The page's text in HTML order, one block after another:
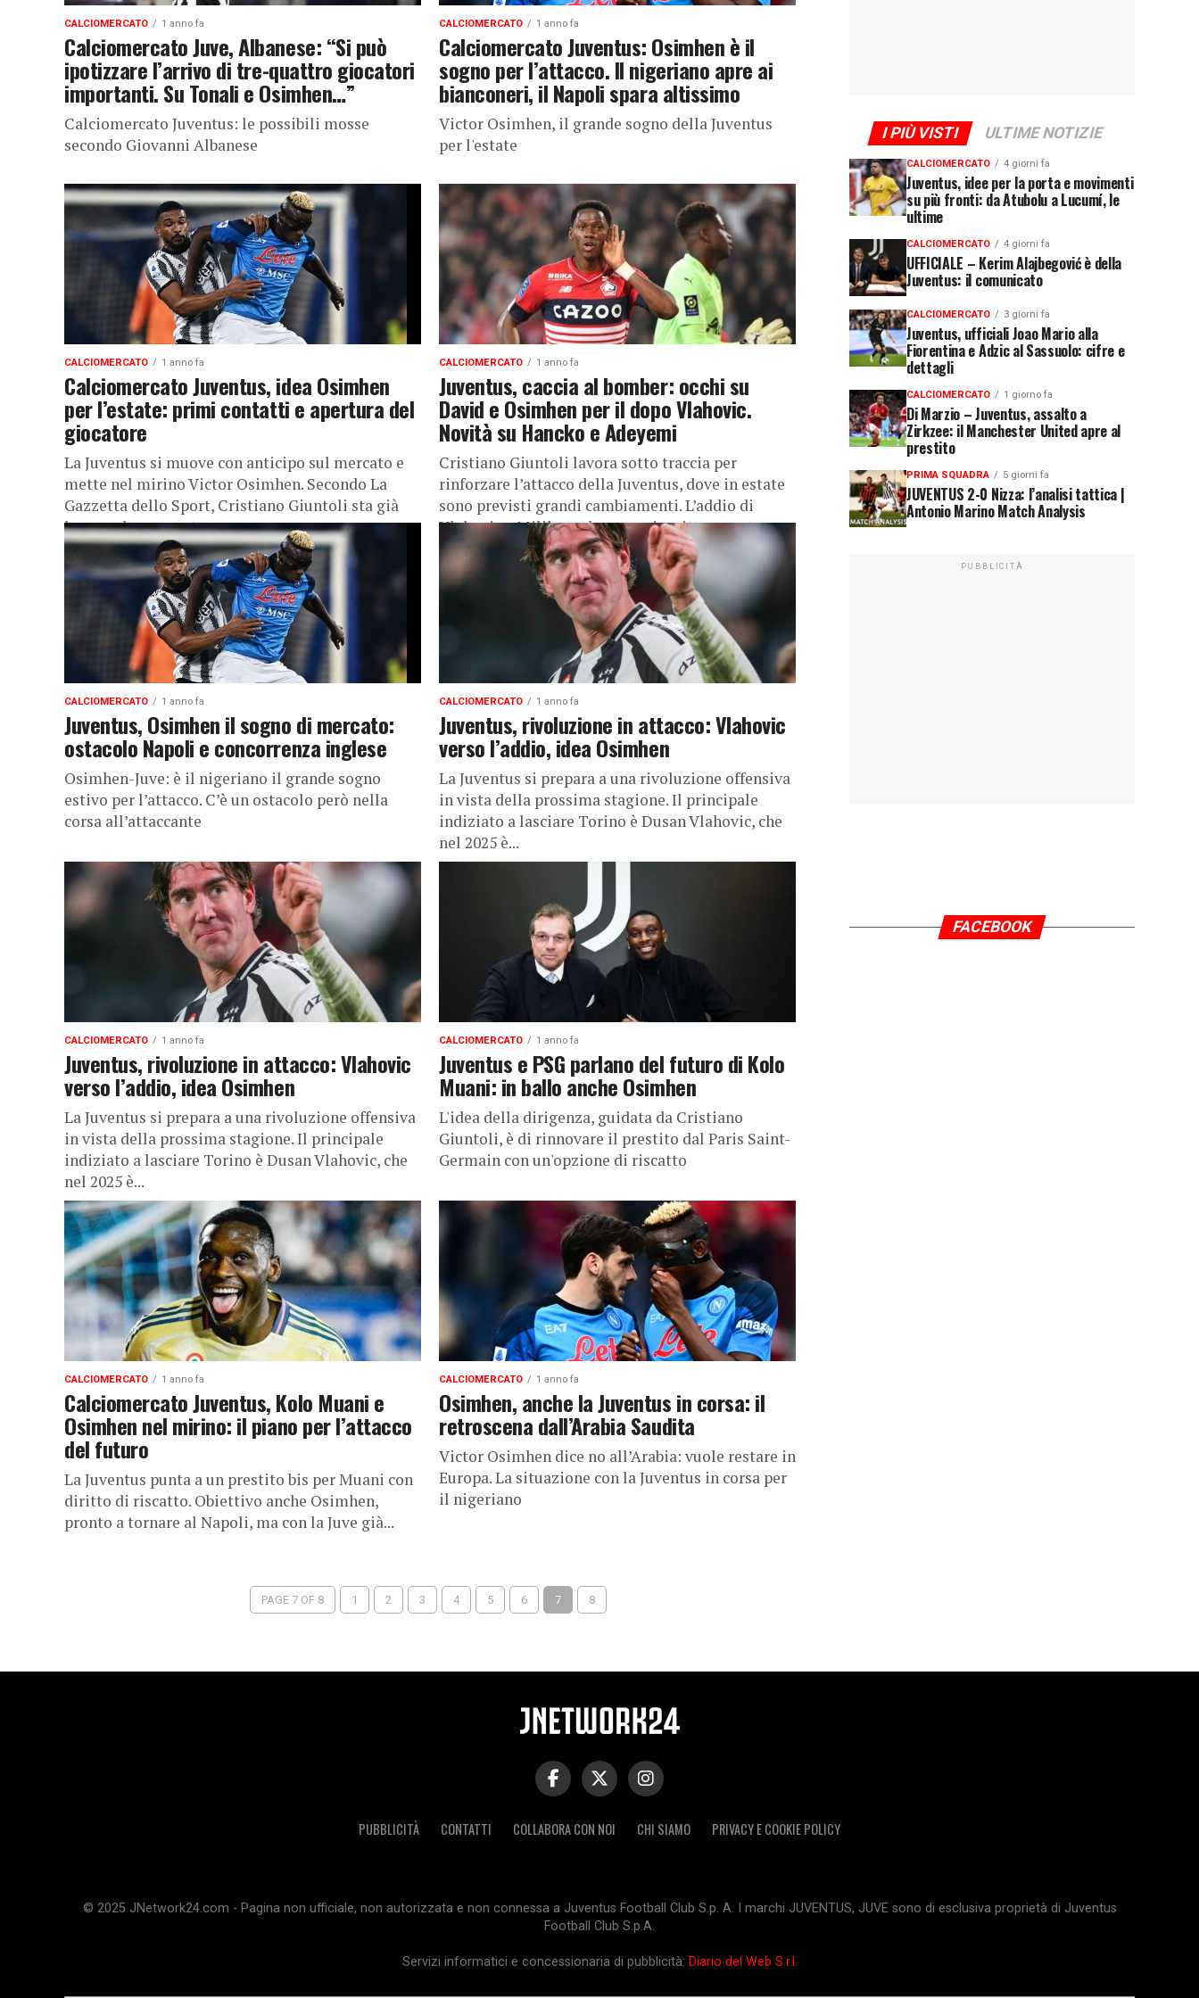
CALCIOMERCATO 1 anno fa
Calciomercato Juve, Albanese: “Si può
ipotizzare l’arrivo di tre-quattro giocatori
importanti. Su Tonali e Osimhen…”
Calciomercato Juventus: le possibili mosse
secondo Giovanni Albanese
CALCIOMERCATO 1 anno fa
Calciomercato Juventus: Osimhen è il
sogno per l’attacco. Il nigeriano apre ai
bianconeri, il Napoli spara altissimo
Victor Osimhen, il grande sogno della Juventus
per l'estate
CALCIOMERCATO 1 anno fa
Calciomercato Juventus, idea Osimhen
per l’estate: primi contatti e apertura del
giocatore
La Juventus si muove con anticipo sul mercato e
mette nel mirino Victor Osimhen. Secondo La
Gazzetta dello Sport, Cristiano Giuntoli sta già
lavorando per portare...
CALCIOMERCATO 1 anno fa
Juventus, caccia al bomber: occhi su
David e Osimhen per il dopo Vlahovic.
Novità su Hancko e Adeyemi
Cristiano Giuntoli lavora sotto traccia per
rinforzare l’attacco della Juventus, dove in estate
sono previsti grandi cambiamenti. L’addio di
Vlahovic e Milik sembra ormai scritto, mentre...
CALCIOMERCATO 1 anno fa
Juventus, Osimhen il sogno di mercato:
ostacolo Napoli e concorrenza inglese
Osimhen-Juve: è il nigeriano il grande sogno
estivo per l’attacco. C’è un ostacolo però nella
corsa all’attaccante
CALCIOMERCATO 1 anno fa
Juventus, rivoluzione in attacco: Vlahovic
verso l’addio, idea Osimhen
La Juventus si prepara a una rivoluzione offensiva
in vista della prossima stagione. Il principale
indiziato a lasciare Torino è Dusan Vlahovic, che
nel 2025 è...
CALCIOMERCATO 1 anno fa
Juventus, rivoluzione in attacco: Vlahovic
verso l’addio, idea Osimhen
La Juventus si prepara a una rivoluzione offensiva
in vista della prossima stagione. Il principale
indiziato a lasciare Torino è Dusan Vlahovic, che
nel 2025 è...
CALCIOMERCATO 1 anno fa
Juventus e PSG parlano del futuro di Kolo
Muani: in ballo anche Osimhen
L'idea della dirigenza, guidata da Cristiano
Giuntoli, è di rinnovare il prestito dal Paris Saint-
Germain con un'opzione di riscatto
CALCIOMERCATO 1 anno fa
Calciomercato Juventus, Kolo Muani e
Osimhen nel mirino: il piano per l’attacco
del futuro
La Juventus punta a un prestito bis per Muani con
diritto di riscatto. Obiettivo anche Osimhen,
pronto a tornare al Napoli, ma con la Juve già...
CALCIOMERCATO 1 anno fa
Osimhen, anche la Juventus in corsa: il
retroscena dall’Arabia Saudita
Victor Osimhen dice no all’Arabia: vuole restare in
Europa. La situazione con la Juventus in corsa per
il nigeriano
PAGE 7 OF 8 1 2 3 4 5 6 7 8
I PIÙ VISTI ULTIME NOTIZIE
CALCIOMERCATO 4 giorni fa
Juventus, idee per la porta e movimenti
su più fronti: da Atubolu a Lucumí, le
ultime
CALCIOMERCATO 4 giorni fa
UFFICIALE – Kerim Alajbegović è della
Juventus: il comunicato
CALCIOMERCATO 3 giorni fa
Juventus, ufficiali Joao Mario alla
Fiorentina e Adzic al Sassuolo: cifre e
dettagli
CALCIOMERCATO 1 giorno fa
Di Marzio – Juventus, assalto a
Zirkzee: il Manchester United apre al
prestito
PRIMA SQUADRA 5 giorni fa
JUVENTUS 2-0 Nizza: l’analisi tattica |
Antonio Marino Match Analysis
PUBBLICITÀ
FACEBOOK
PUBBLICITÀ CONTATTI COLLABORA CON NOI CHI SIAMO PRIVACY E COOKIE POLICY
© 2025 JNetwork24.com - Pagina non ufficiale, non autorizzata e non connessa a Juventus Football Club S.p. A. I marchi JUVENTUS, JUVE sono di esclusiva proprietà di Juventus
Football Club S.p.A.
Servizi informatici e concessionaria di pubblicità: Diario del Web S.r.l.